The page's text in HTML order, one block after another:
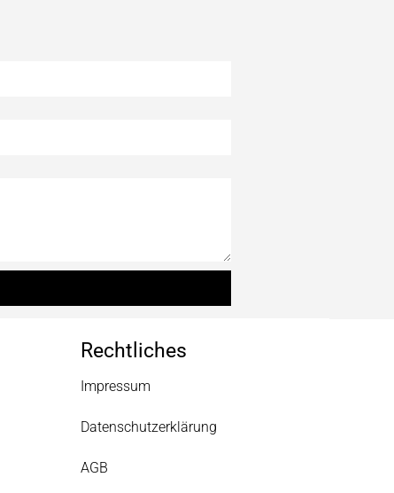
Rechtliches
Impressum
Datenschutzerklärung
AGB